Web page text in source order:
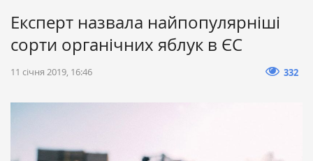
Експерт назвала найпопулярніші
сорти органічних яблук в ЄС
11 січня 2019, 16:46 332